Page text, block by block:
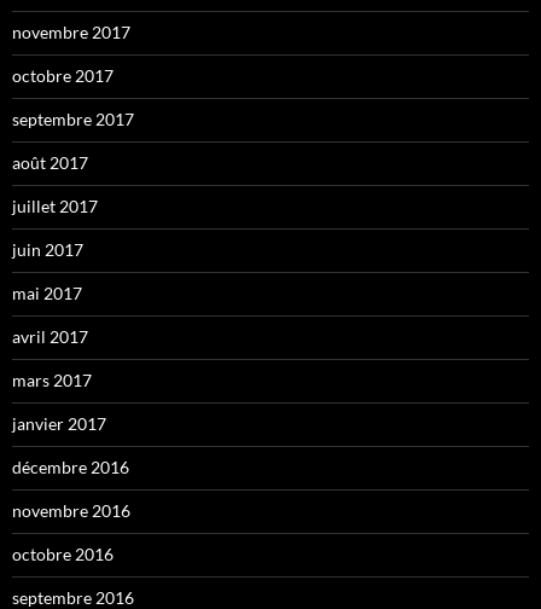
novembre 2017
octobre 2017
septembre 2017
août 2017
juillet 2017
juin 2017
mai 2017
avril 2017
mars 2017
janvier 2017
décembre 2016
novembre 2016
octobre 2016
septembre 2016